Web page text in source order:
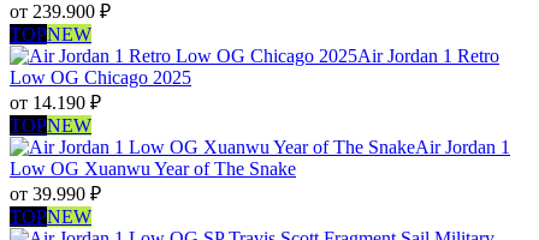
от 239.900 ₽
TOPNEW
Air Jordan 1 Retro
Low OG Chicago 2025
от 14.190 ₽
TOPNEW
Air Jordan 1
Low OG Xuanwu Year of The Snake
от 39.990 ₽
TOPNEW